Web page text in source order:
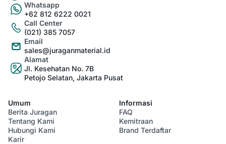
Whatsapp
+62 812 6222 0021
Call Center
(021) 385 7057
Email
sales@juraganmaterial.id
Alamat
Jl. Kesehatan No. 7B
Petojo Selatan, Jakarta Pusat
Umum
Berita Juragan
Tentang Kami
Hubungi Kami
Karir
Informasi
FAQ
Kemitraan
Brand Terdaftar